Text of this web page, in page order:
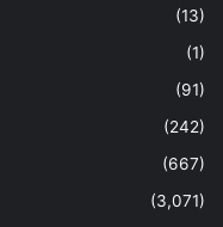
(13)
(1)
(91)
(242)
(667)
(3,071)